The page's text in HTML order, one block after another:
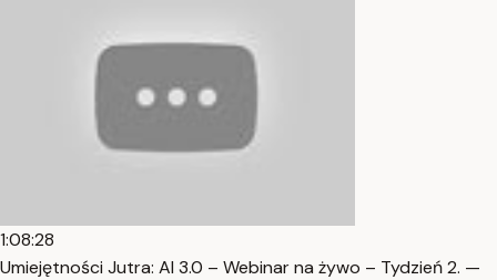
1:08:28
Umiejętności Jutra: AI 3.0 – Webinar na żywo – Tydzień 2. —